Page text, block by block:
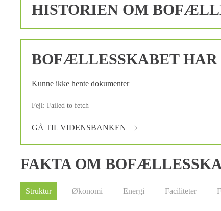
HISTORIEN OM
BOFÆLLESSKABET
Kunne ikke hente dokumenter
Fejl: Failed to fetch
GÅ TIL VIDENSBANKEN
FAKTA OM
Struktur Økonomi Energi Faciliteter